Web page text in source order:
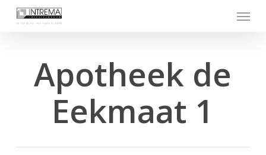
Menu
Apotheek de
Eekmaat 1